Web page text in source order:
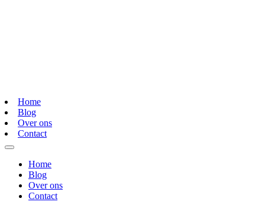
Home
Blog
Over ons
Contact
Home
Blog
Over ons
Contact